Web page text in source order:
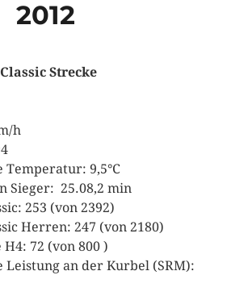
2012
Strecke
h
9,5°C
Sieger: 25.08,2 min
253 (von 2392)
Herren: 247 (von 2180)
72 (von 800 )
an der Kurbel (SRM):